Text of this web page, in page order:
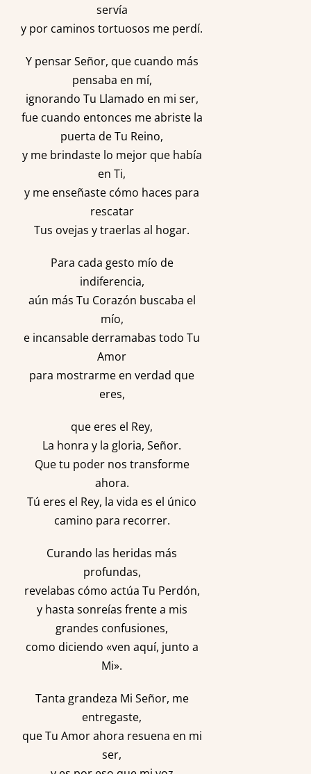
servía
y por caminos tortuosos me perdí.
Y pensar Señor, que cuando más
pensaba en mí,
ignorando Tu Llamado en mi ser,
fue cuando entonces me abriste la
puerta de Tu Reino,
y me brindaste lo mejor que había
en Ti,
y me enseñaste cómo haces para
rescatar
Tus ovejas y traerlas al hogar.
Para cada gesto mío de
indiferencia,
aún más Tu Corazón buscaba el
mío,
e incansable derramabas todo Tu
Amor
para mostrarme en verdad que
eres,
que eres el Rey,
La honra y la gloria, Señor.
Que tu poder nos transforme
ahora.
Tú eres el Rey, la vida es el único
camino para recorrer.
Curando las heridas más
profundas,
revelabas cómo actúa Tu Perdón,
y hasta sonreías frente a mis
grandes confusiones,
como diciendo «ven aquí, junto a
Mi».
Tanta grandeza Mi Señor, me
entregaste,
que Tu Amor ahora resuena en mi
ser,